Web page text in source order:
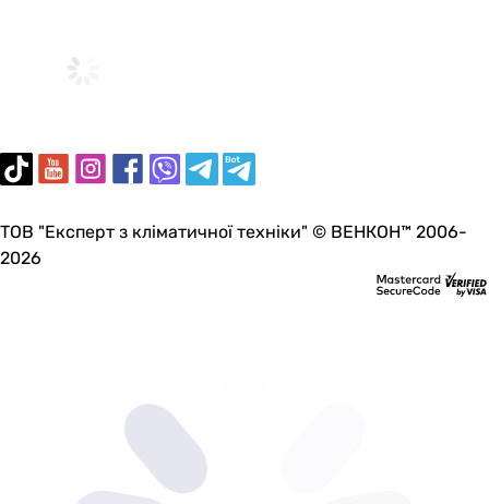
ТОВ "Експерт з кліматичної техніки" © ВЕНКОН™ 2006-
2026